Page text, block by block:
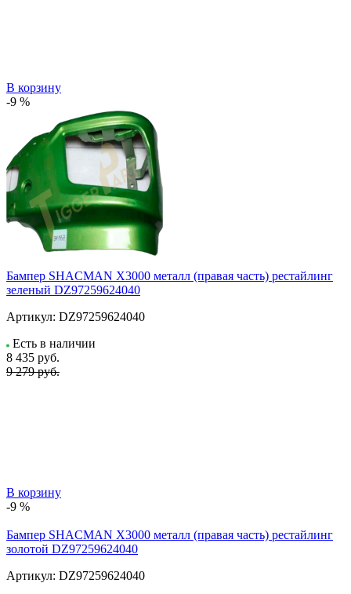
В корзину
-9 %
Бампер SHACMAN X3000 металл (правая часть) рестайлинг
зеленый DZ97259624040
Артикул: DZ97259624040
Есть в наличии
8 435 руб.
9 279 руб.
В корзину
-9 %
Бампер SHACMAN X3000 металл (правая часть) рестайлинг
золотой DZ97259624040
Артикул: DZ97259624040